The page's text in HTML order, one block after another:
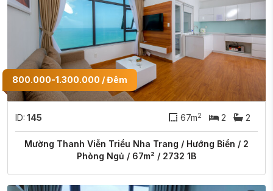
800.000-1.300.000 / Đêm
ID: 145 67m2 2 2
Mường Thanh Viễn Triều Nha Trang / Hướng Biển / 2
Phòng Ngủ / 67m² / 2732 1B